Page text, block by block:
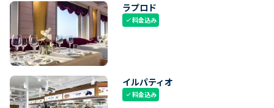
ラプロド
check料金込み
イルパティオ
check料金込み